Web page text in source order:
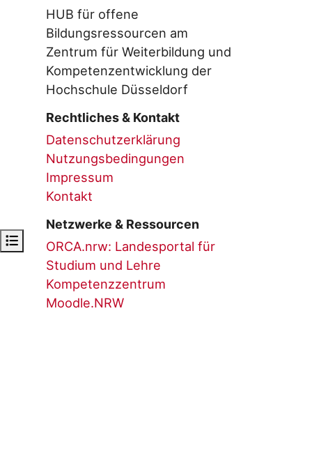
Open course index
HUB für offene
Bildungsressourcen am
Zentrum für Weiterbildung und
Kompetenzentwicklung der
Hochschule Düsseldorf
Rechtliches & Kontakt
Datenschutzerklärung
Nutzungsbedingungen
Impressum
Kontakt
Netzwerke & Ressourcen
ORCA.nrw: Landesportal für
Studium und Lehre
Kompetenzzentrum
Moodle.NRW